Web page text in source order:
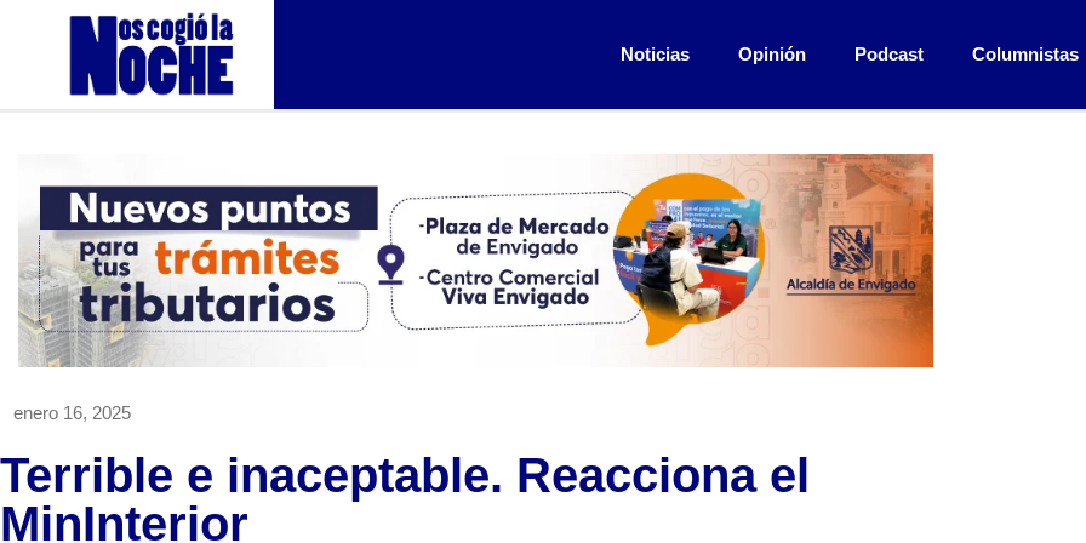
Noticias Opinión Podcast Columnistas
enero 16, 2025
Terrible e inaceptable. Reacciona el
MinInterior